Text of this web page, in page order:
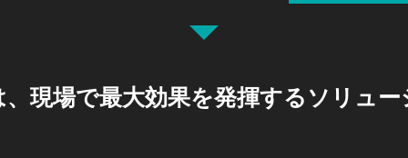
現場で最大効果を発揮する ソリュ